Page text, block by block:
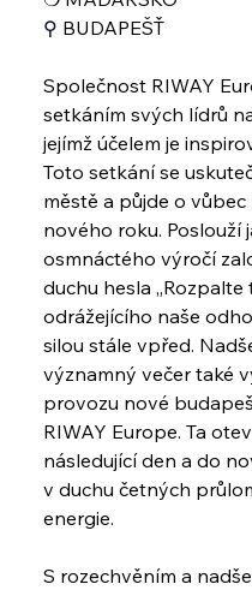
⚲ BUDAPEŠŤ
Společnost RIWAY
setkáním svých lídrů
jejímž účelem je
Toto setkání se
městě a půjde o
nového roku. Poslouží
osmnáctého výročí
duchu hesla „Rozpalte
odrážejícího naše
silou stále vpřed.
významný večer také
provozu nové
RIWAY Europe. Ta
následující den a do
v duchu četných
energie.
S rozechvěním a